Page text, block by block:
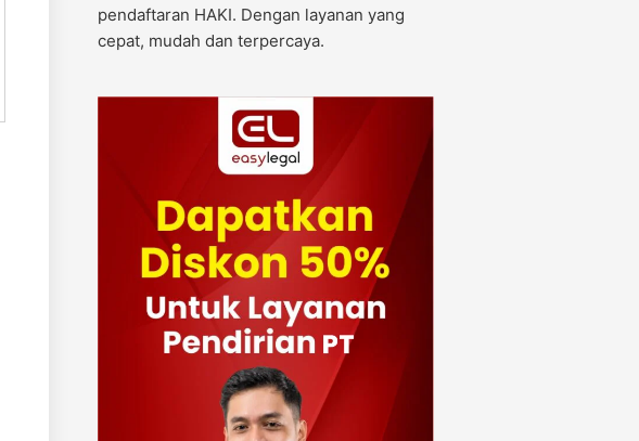
pendaftaran HAKI. Dengan layanan yang
cepat, mudah dan terpercaya.